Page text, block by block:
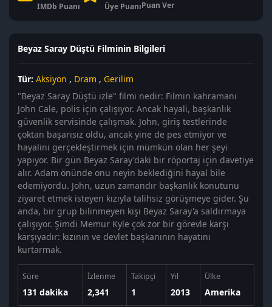
IMDb Puanı Üye PuanıPuan Ver
Beyaz Saray Düştü Filminin Bilgileri
Tür: Aksiyon , Dram , Gerilim
"Beyaz Saray Düştü izle" filmi nedir: Filmin kahramanı
John Cale, polis için çalışıyor. Ancak hayali, başkanlık
güvenlik servisinde çalışmak. John, giriş testlerinde
çoktan başarısız oldu, ancak yine de pes etmiyor ve
hayalini gerçekleştirmek için mümkün olan her şeyi
yapıyor. Bir gün Beyaz Saray'daki bir röportaj için davetiye
alır. Adam önünde onu neyin beklediğini hayal bile
edemiyordu. John, uzun zamandır başkanlık konutunu
ziyaret etmek isteyen kızıyla talihsiz görüşmeye gider. Şu
anda, bir grup bilinmeyen kişi Beyaz Saray'a saldırmaya
çalışıyor. Şimdi Memur Kyle çok zor bir görevle karşı
karşıyadır: kızının ve devlet başkanının hayatını
kurtarmak.
Süre
131 dakika
İzlenme
2,341
Takipçi
1
Yıl
2013
Ülke
Amerika